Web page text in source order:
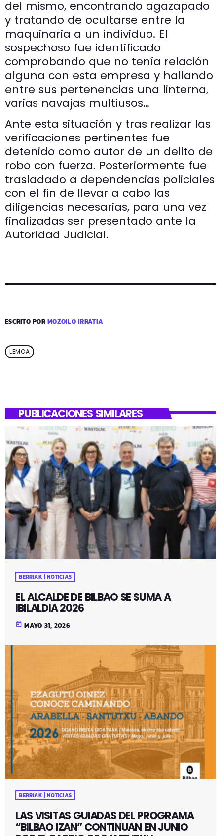
del mismo, encontrando agazapado
y tratando de ocultarse entre la
maquinaria a un individuo. El
sospechoso fue identificado
comprobando que no tenía relación
alguna con esta empresa y hallando
entre sus pertenencias una linterna,
varias navajas multiusos…
Ante esta situación y tras realizar las
verificaciones pertinentes fue
detenido como autor de un delito de
robo con fuerza. Posteriormente fue
trasladado a dependencias policiales
con el fin de llevar a cabo las
diligencias necesarias, para una vez
finalizadas ser presentado ante la
Autoridad Judicial.
ESCRITO PORMOZOILO IRRATIA
LEMOA
PUBLICACIONES SIMILARES
BERRIAK | NOTICIAS
EL ALCALDE DE BILBAO SE SUMA A
IBILALDIA 2026
today MAYO 31, 2026
BERRIAK | NOTICIAS
LAS VISITAS GUIADAS DEL PROGRAMA
“BILBAO IZAN” CONTINUAN EN JUNIO